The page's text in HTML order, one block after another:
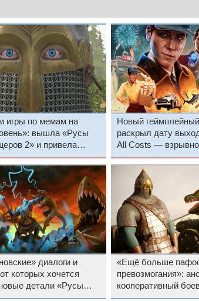
игры по мемам на
вышла «Русы
2» и привела
восторг
Новый
раскрыл дату
All Costs —
симулятора
оставляет после
разрушения
диалоги и
которых хочется
детали «Русы
2»
«Ещё больше
превозмогания»:
кооперативный
против ящеров 2»